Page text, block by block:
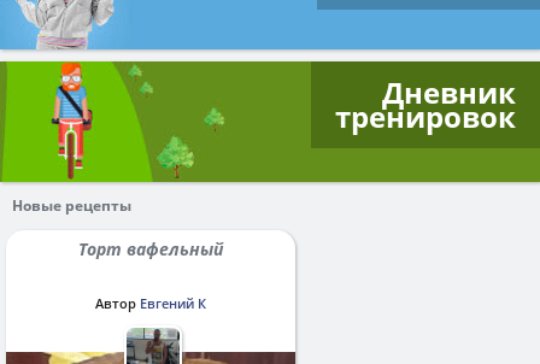
Дневник
тренировок
Новые рецепты
Торт вафельный
Автор Евгений К